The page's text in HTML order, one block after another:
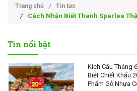
Trang chủ / Tin tức
/ Cách Nhận Biết Thanh Sparlee
Tin nổi bật
Kích Cầu Tháng
Biệt Chiết Khấu
Phẩm Gỗ Nhựa